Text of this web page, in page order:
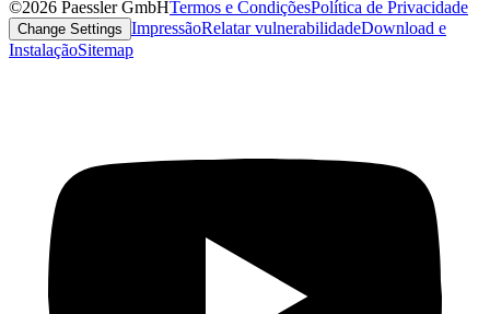
©2026 Paessler GmbHTermos e CondiçõesPolítica de Privacidade
Change Settings ImpressãoRelatar vulnerabilidadeDownload e
InstalaçãoSitemap